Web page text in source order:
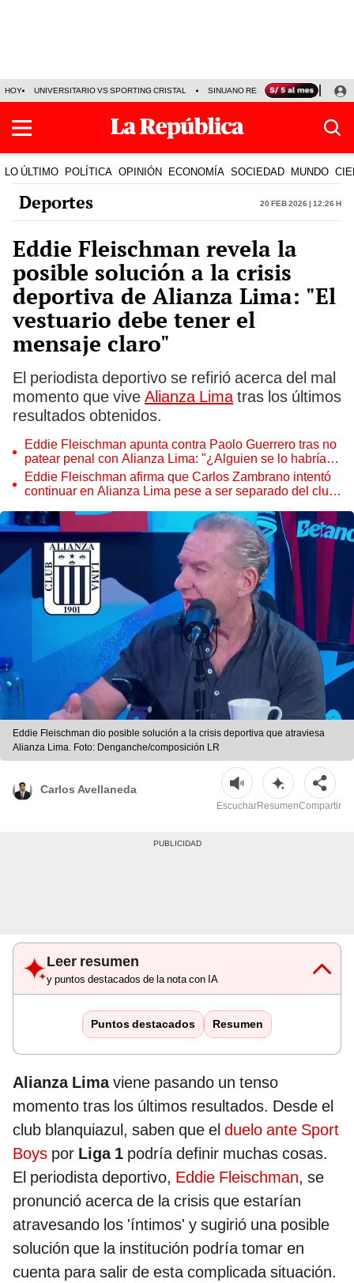
HOY UNIVERSITARIO VS SPORTING CRISTAL SINUANO RESULTADOS HOY
LO ÚLTIMO POLÍTICA OPINIÓN ECONOMÍA SOCIEDAD MUNDO
Deportes 20 Feb 2026 | 12:26 h
Eddie Fleischman revela la
posible solución a la crisis
deportiva de Alianza Lima: "El
vestuario debe tener el
mensaje claro"
El periodista deportivo se refirió acerca del mal
momento que vive Alianza Limatras los últimos
resultados obtenidos.
Eddie Fleischman apunta contra Paolo Guerrero tras no
patear penal con Alianza Lima: "¿Alguien se lo habría
quitado a Hernán Barcos?"
Eddie Fleischman afirma que Carlos Zambrano intentó
continuar en Alianza Lima pese a ser separado del club:
Eddie Fleischman dio posible solución a la crisis deportiva que atraviesa
Alianza Lima. Foto: Denganche/composición LR
Carlos Avellaneda
EscucharResumenCompartir
Leer resumen
y puntos destacados de la nota con IA
Puntos destacados Resumen
Alianza Limaviene pasando un tenso
momento tras los últimos resultados. Desde el
club blanquiazul, saben que el duelo ante Sport
Boys por Liga 1 podría definir muchas cosas.
El periodista deportivo, Eddie Fleischman, se
pronunció acerca de la crisis que estarían
atravesando los 'íntimos' y sugirió una posible
solución que la institución podría tomar en
cuenta para salir de esta complicada situación.